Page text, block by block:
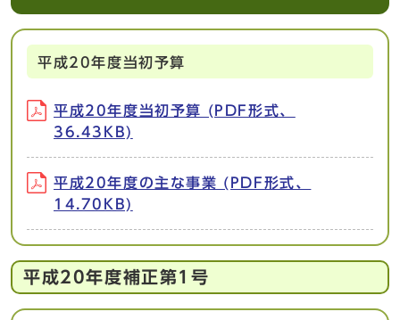
平成20年度当初予算
平成20年度当初予算 (PDF形式、
36.43KB)
平成20年度の主な事業 (PDF形式、
14.70KB)
平成20年度補正第1号